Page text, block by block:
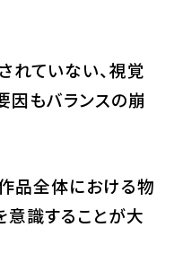
れていない、視覚
因もバランスの崩
品全体における物
識することが大